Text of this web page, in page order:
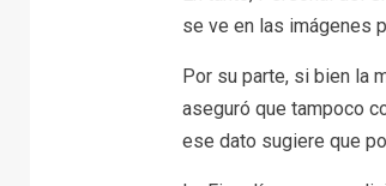
se ve en las imágenes
Por su parte, si bien la
aseguró que tampoco
ese dato sugiere que